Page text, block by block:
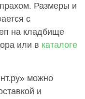
Размеры и
с
на кладбище
или в каталоге
можно
и